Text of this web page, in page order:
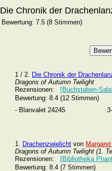
Die Chronik der
Bewertung: 7.5 (8 Stimmen)
1 / 2. Die Chronik der
Dragons of Autumn Twilight
Rezensionen:
[Buchstaben-
Bewertung: 8.4 (12 Stimmen)
- Blanvalet 24245
1. Drachenzwielicht von
Dragons of Autumn Twilight (1.
Rezensionen:
[Bibliotheka
Bewertung: 8.4 (7 Stimmen)